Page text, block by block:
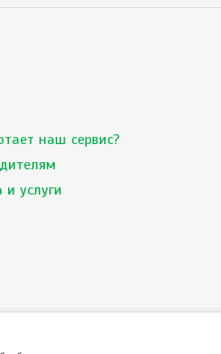
наш сервис?
услуги